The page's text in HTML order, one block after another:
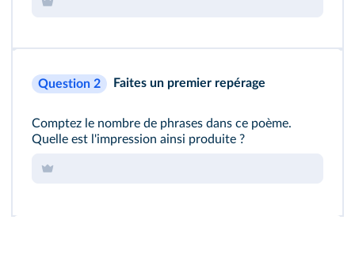
Question 2 Faites un premier repérage
Comptez le nombre de phrases dans ce poème.
Quelle est l'impression ainsi produite ?